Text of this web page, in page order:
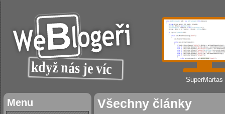
SuperMartas
Menu Všechny články